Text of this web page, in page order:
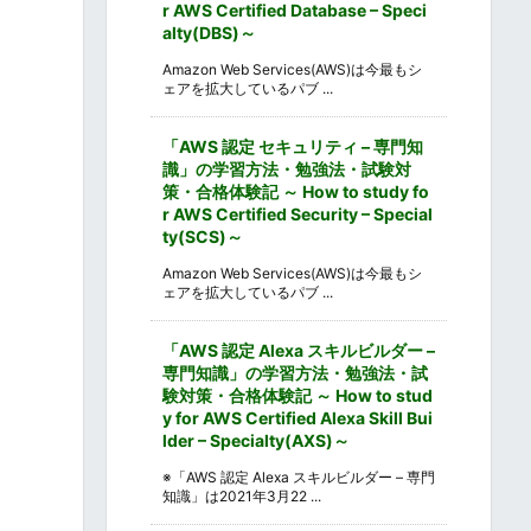
r AWS Certified Database – Speci
alty(DBS)～
Amazon Web Services(AWS)は今最もシ
ェアを拡大しているパブ ...
「AWS 認定 セキュリティ – 専門知
識」の学習方法・勉強法・試験対
策・合格体験記 ～ How to study fo
r AWS Certified Security – Special
ty(SCS)～
Amazon Web Services(AWS)は今最もシ
ェアを拡大しているパブ ...
「AWS 認定 Alexa スキルビルダー –
専門知識」の学習方法・勉強法・試
験対策・合格体験記 ～ How to stud
y for AWS Certified Alexa Skill Bui
lder – Specialty(AXS)～
※「AWS 認定 Alexa スキルビルダー – 専門
知識」は2021年3月22 ...